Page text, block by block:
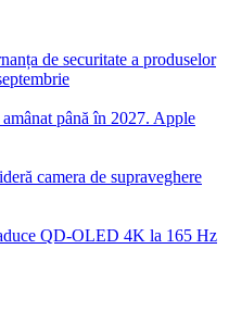
de securitate a produselor
până în 2027. Apple
camera de supraveghere
QD-OLED 4K la 165 Hz